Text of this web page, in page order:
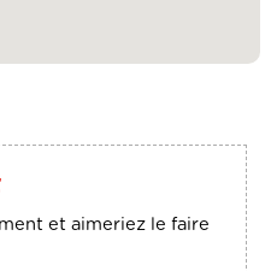
et aimeriez le faire